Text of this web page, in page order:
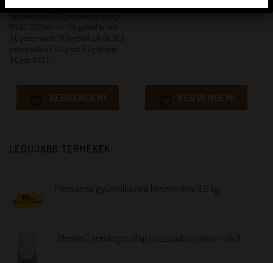
873 kJ/ 205 kcal zsír: 0,0 g ebből telített:
0,0 g szénhidrát: 50,8 g ebből cukrok: 36,9
g ebből poliolok: 0,0 g rost: 0,4 g fehérje:
KEDVENCEM! KEDVENCEM!
LEGÚJABB TERMÉKEK
Pirosalma gyümölcsvelő készítmény 3,5 kg
„Mentes” semleges alap hozzáadott cukor nélkül